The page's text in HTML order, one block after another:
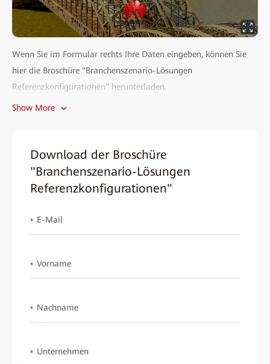
Wenn Sie im Formular rechts Ihre Daten eingeben, können Sie
hier die Broschüre "Branchenszenario-Lösungen
Referenzkonfigurationen" herunterladen.
Das umfangreiche Huawei-Portfolio aus den Bereichen
Anforderungen in den unterschiedlichen Branchen sind sie die
Basis für Digitalisierung und sichere Geschäftsprozesse.
Show More
Download der Broschüre
"Branchenszenario-Lösungen
Referenzkonfigurationen"
* E-Mail
* Vorname
* Nachname
* Unternehmen